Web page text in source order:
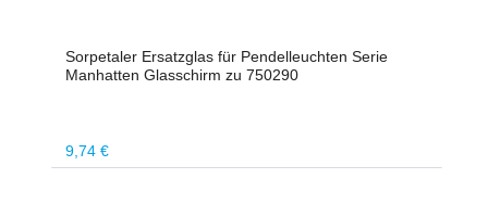
Sorpetaler Ersatzglas für Pendelleuchten Serie
Manhatten Glasschirm zu 750290
Regulärer Preis:
9,74 €